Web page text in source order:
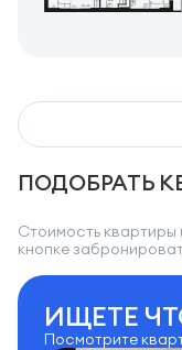
ПОДОБРАТЬ
Стоимость
кнопке
ИЩЕТЕ
Посмотрите